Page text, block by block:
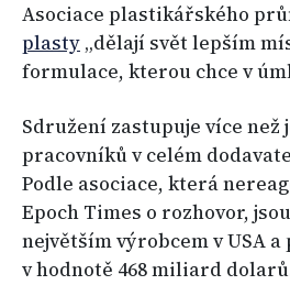
Asociace plastikářského
plasty „dělají svět lepším
formulace, kterou chce v
Sdružení zastupuje více než
pracovníků v celém
Podle asociace, která
Epoch Times o rozhovor,
největším výrobcem v USA
v hodnotě 468 miliard